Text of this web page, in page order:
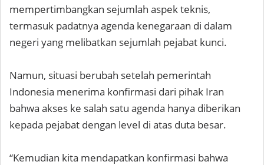
mempertimbangkan sejumlah aspek teknis,
termasuk padatnya agenda kenegaraan di dalam
negeri yang melibatkan sejumlah pejabat kunci.
Namun, situasi berubah setelah pemerintah
Indonesia menerima konfirmasi dari pihak Iran
bahwa akses ke salah satu agenda hanya diberikan
kepada pejabat dengan level di atas duta besar.
“Kemudian kita mendapatkan konfirmasi bahwa